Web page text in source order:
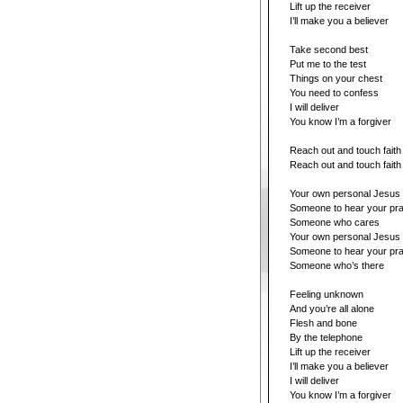
Lift up the receiver
I’ll make you a believer
Take second best
Put me to the test
Things on your chest
You need to confess
I will deliver
You know I’m a forgiver
Reach out and touch faith
Reach out and touch faith
Your own personal Jesus
Someone to hear your
Someone who cares
Your own personal Jesus
Someone to hear your
Someone who’s there
Feeling unknown
And you’re all alone
Flesh and bone
By the telephone
Lift up the receiver
I’ll make you a believer
I will deliver
You know I’m a forgiver